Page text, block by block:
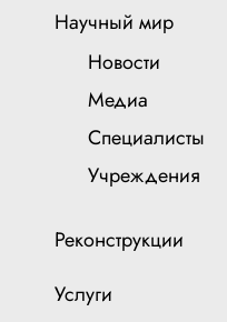
Научный мир
Новости
Медиа
Специалисты
Учреждения
Реконструкции
Услуги